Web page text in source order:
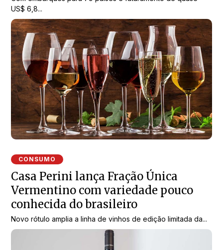
US$ 6,8...
CONSUMO
Casa Perini lança Fração Única
Vermentino com variedade pouco
conhecida do brasileiro
Novo rótulo amplia a linha de vinhos de edição limitada da...